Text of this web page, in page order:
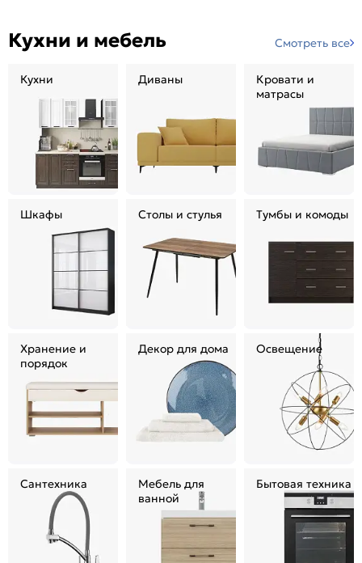
Кухни и мебель Смотреть все
Кухни Диваны
Кровати и
матрасы
Шкафы Столы и стулья Тумбы и комоды
Хранение и
порядок
Декор для дома Освещение
Сантехника
Мебель для
ванной
Бытовая техника